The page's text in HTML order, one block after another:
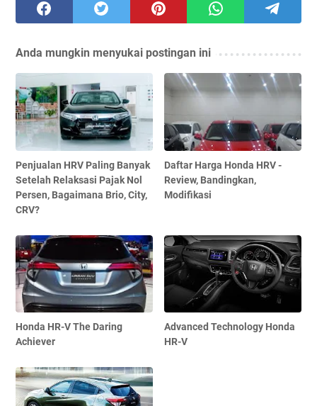
Anda mungkin menyukai postingan ini
Penjualan HRV Paling Banyak
Setelah Relaksasi Pajak Nol
Persen, Bagaimana Brio, City,
CRV?
Daftar Harga Honda HRV -
Review, Bandingkan,
Modifikasi
Honda HR-V The Daring
Achiever
Advanced Technology Honda
HR-V